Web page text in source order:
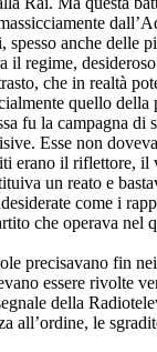
spesso anche delle
il regime,
che in realtà
quello
fu la campagna di
Esse non
erano il riflettore, il
un reato e
come i
che operava nel
precisavano fin
essere rivolte
della
all’ordine, le